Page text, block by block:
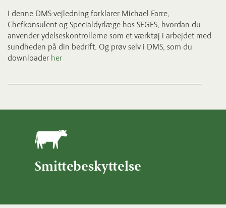
I denne DMS-vejledning forklarer Michael Farre,
Chefkonsulent og Specialdyrlæge hos SEGES, hvordan du
anvender ydelseskontrollerne som et værktøj i arbejdet med
sundheden på din bedrift. Og prøv selv i DMS, som du
downloader her
Smittebeskyttelse